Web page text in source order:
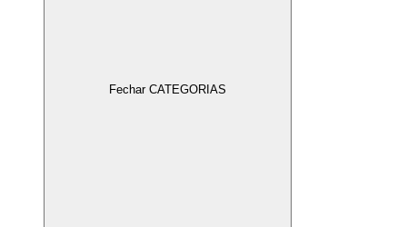
Fechar CATEGORIAS